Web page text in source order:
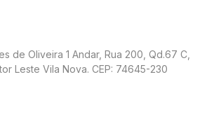
de Oliveira 1 Andar, Rua 200, Qd.67 C,
Leste Vila Nova. CEP: 74645-230